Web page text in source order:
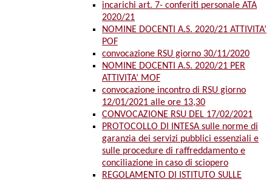
incarichi art. 7- conferiti personale ATA
2020/21
NOMINE DOCENTI A.S. 2020/21 ATTIVITA’
POF
convocazione RSU giorno 30/11/2020
NOMINE DOCENTI A.S. 2020/21 PER
ATTIVITA’ MOF
convocazione incontro di RSU giorno
12/01/2021 alle ore 13,30
CONVOCAZIONE RSU DEL 17/02/2021
PROTOCOLLO DI INTESA sulle norme di
garanzia dei servizi pubblici essenziali e
sulle procedure di raffreddamento e
conciliazione in caso di sciopero
REGOLAMENTO DI ISTITUTO SULLE